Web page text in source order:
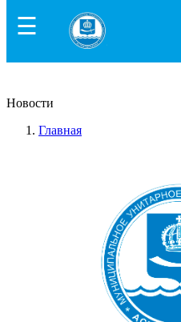
☰
Новости
Главная